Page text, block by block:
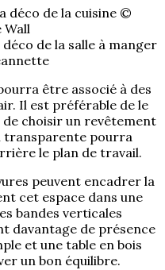
déco de la cuisine ©
Wall
de la salle à manger
être associé à des
Il est préférable de le
choisir un revêtement
transparente pourra
le plan de travail.
peuvent encadrer la
cet espace dans une
bandes verticales
davantage de présence
et une table en bois
un bon équilibre.